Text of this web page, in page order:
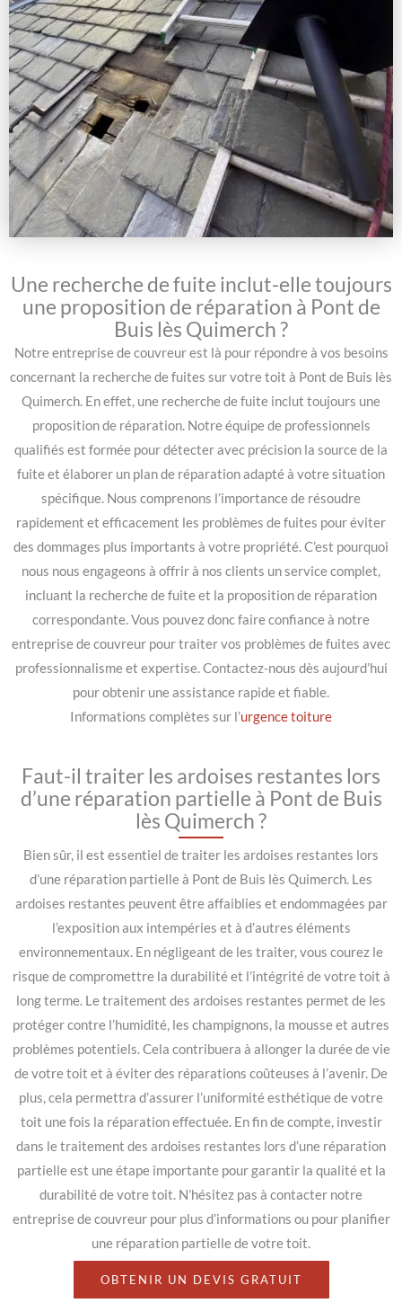
Une recherche de fuite inclut-elle toujours
une proposition de réparation à Pont de
Buis lès Quimerch ?
Notre entreprise de couvreur est là pour répondre à vos besoins
concernant la recherche de fuites sur votre toit à Pont de Buis lès
Quimerch. En effet, une recherche de fuite inclut toujours une
proposition de réparation. Notre équipe de professionnels
qualifiés est formée pour détecter avec précision la source de la
fuite et élaborer un plan de réparation adapté à votre situation
spécifique. Nous comprenons l’importance de résoudre
rapidement et efficacement les problèmes de fuites pour éviter
des dommages plus importants à votre propriété. C’est pourquoi
nous nous engageons à offrir à nos clients un service complet,
incluant la recherche de fuite et la proposition de réparation
correspondante. Vous pouvez donc faire confiance à notre
entreprise de couvreur pour traiter vos problèmes de fuites avec
professionnalisme et expertise. Contactez-nous dès aujourd’hui
pour obtenir une assistance rapide et fiable.
Informations complètes sur l’urgence toiture
Faut-il traiter les ardoises restantes lors
d’une réparation partielle à Pont de Buis
lès Quimerch ?
Bien sûr, il est essentiel de traiter les ardoises restantes lors
d’une réparation partielle à Pont de Buis lès Quimerch. Les
ardoises restantes peuvent être affaiblies et endommagées par
l’exposition aux intempéries et à d’autres éléments
environnementaux. En négligeant de les traiter, vous courez le
risque de compromettre la durabilité et l’intégrité de votre toit à
long terme. Le traitement des ardoises restantes permet de les
protéger contre l’humidité, les champignons, la mousse et autres
problèmes potentiels. Cela contribuera à allonger la durée de vie
de votre toit et à éviter des réparations coûteuses à l’avenir. De
plus, cela permettra d’assurer l’uniformité esthétique de votre
toit une fois la réparation effectuée. En fin de compte, investir
dans le traitement des ardoises restantes lors d’une réparation
partielle est une étape importante pour garantir la qualité et la
durabilité de votre toit. N’hésitez pas à contacter notre
entreprise de couvreur pour plus d’informations ou pour planifier
une réparation partielle de votre toit.
OBTENIR UN DEVIS GRATUIT